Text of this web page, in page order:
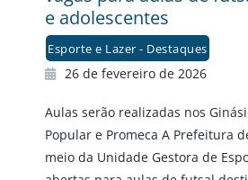
e adolescentes
Esporte e Lazer - Destaques
26 de fevereiro de 2026
Aulas serão realizadas nos
Popular e Promeca A Prefeitura
meio da Unidade Gestora de